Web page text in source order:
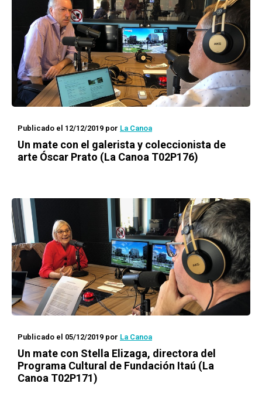
Publicado el 12/12/2019 por La Canoa
Un mate con el galerista y coleccionista de
arte Óscar Prato (La Canoa T02P176)
Publicado el 05/12/2019 por La Canoa
Un mate con Stella Elizaga, directora del
Programa Cultural de Fundación Itaú (La
Canoa T02P171)